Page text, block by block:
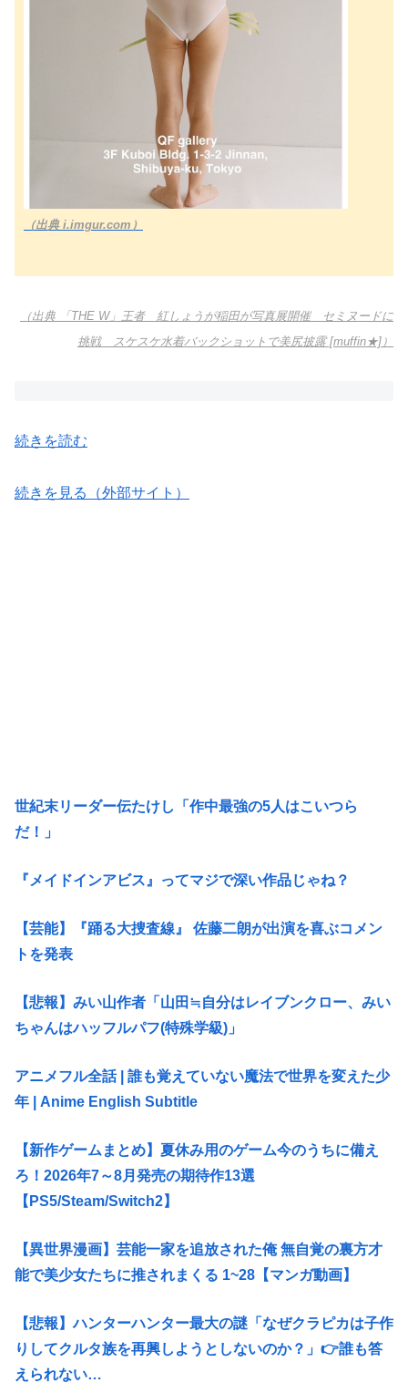
（出典 i.imgur.com）
（出典 「THE W」王者 紅しょうが稲田が写真展開催 セミヌードに
挑戦 スケスケ水着バックショットで美尻披露 [muffin★]）
続きを読む
続きを見る（外部サイト）
世紀末リーダー伝たけし「作中最強の5人はこいつら
だ！」
『メイドインアビス』ってマジで深い作品じゃね？
【芸能】『踊る大捜査線』 佐藤二朗が出演を喜ぶコメン
トを発表
【悲報】みい山作者「山田≒自分はレイブンクロー、みい
ちゃんはハッフルパフ(特殊学級)」
アニメフル全話 | 誰も覚えていない魔法で世界を変えた少
年 | Anime English Subtitle
【新作ゲームまとめ】夏休み用のゲーム今のうちに備え
ろ！2026年7～8月発売の期待作13選
【PS5/Steam/Switch2】
【異世界漫画】芸能一家を追放された俺 無自覚の裏方才
能で美少女たちに推されまくる 1~28【マンガ動画】
【悲報】ハンターハンター最大の謎「なぜクラピカは子作
りしてクルタ族を再興しようとしないのか？」👉️誰も答
えられない…